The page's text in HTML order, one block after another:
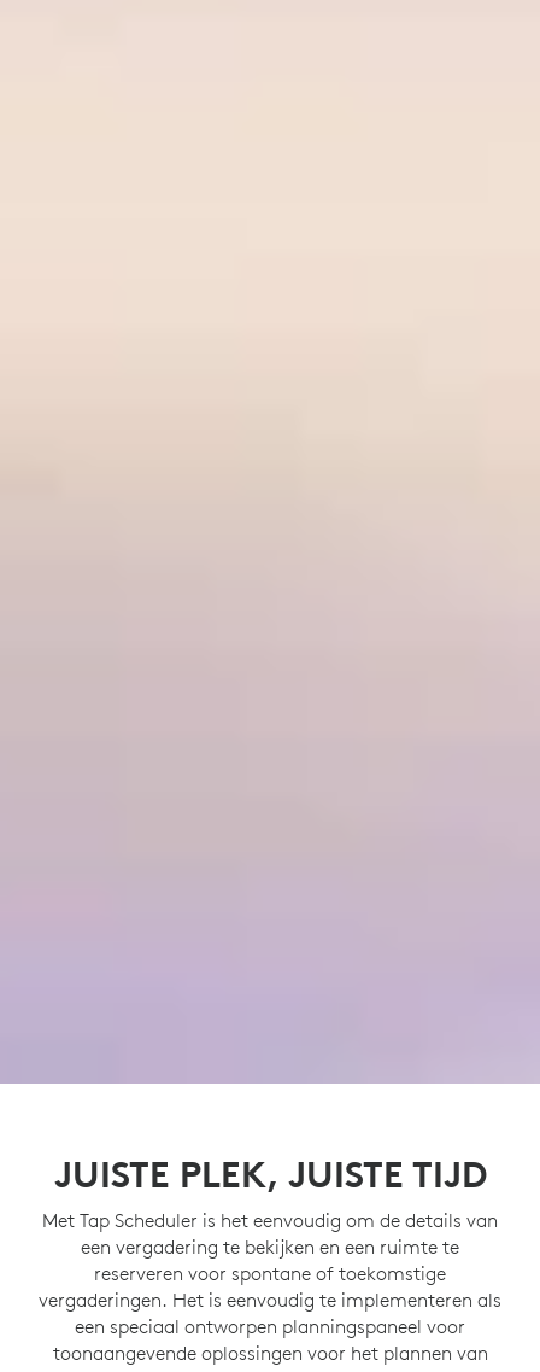
JUISTE PLEK, JUISTE TIJD
Met Tap Scheduler is het eenvoudig om de details van
een vergadering te bekijken en een ruimte te
reserveren voor spontane of toekomstige
vergaderingen. Het is eenvoudig te implementeren als
een speciaal ontworpen planningspaneel voor
toonaangevende oplossingen voor het plannen van